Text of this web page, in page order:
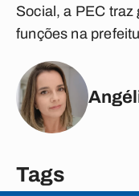
Social, a PEC
funções na
Tags